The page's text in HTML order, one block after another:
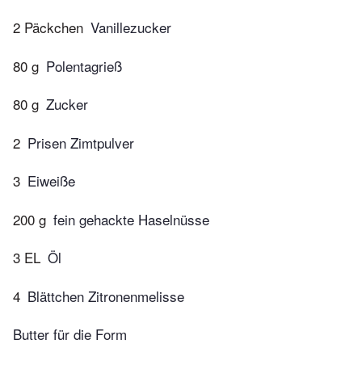
2 Päckchen Vanillezucker
80 g Polentagrieß
80 g Zucker
2 Prisen Zimtpulver
3 Eiweiße
200 g fein gehackte Haselnüsse
3 EL Öl
4 Blättchen Zitronenmelisse
Butter für die Form